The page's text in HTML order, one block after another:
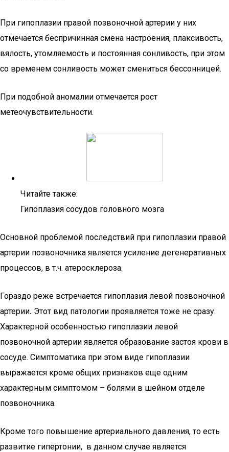
При гипоплазии правой позвоночной артерии у них
отмечается беспричинная смена настроения, плаксивость,
вялость, утомляемость и постоянная сонливость, при этом
со временем сонливость может смениться бессонницей.
При подобной аномалии отмечается рост
метеочувствительности.
Читайте также:
Гипоплазия сосудов головного мозга
Основной проблемой последствий при гипоплазии правой
артерии позвоночника является усиление дегенеративных
процессов, в т.ч. атеросклероза.
Гораздо реже встречается гипоплазия левой позвоночной
артерии. Этот вид патологии проявляется тоже не сразу.
Характерной особенностью гипоплазии левой
позвоночной артерии является образование застоя крови в
сосуде. Симптоматика при этом виде гипоплазии
выражается кроме общих признаков еще одним
характерным симптомом – болями в шейном отделе
позвоночника.
Кроме того повышение артериального давления, то есть
развитие гипертонии, в данном случае является